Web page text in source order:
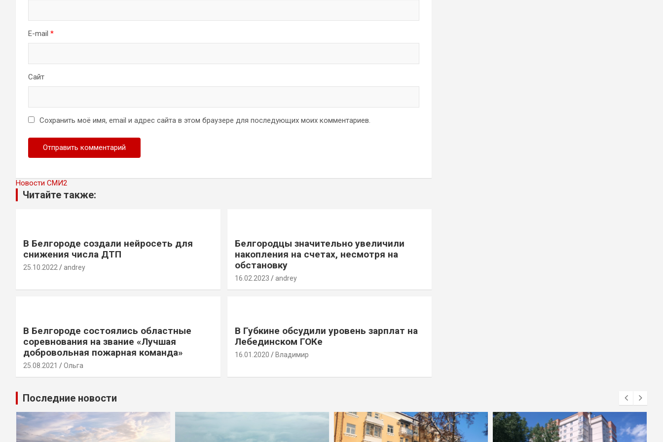
E-mail *
Сайт
Сохранить моё имя, email и адрес сайта в этом браузере для последующих моих комментариев.
Новости СМИ2
Читайте также:
В Белгороде создали нейросеть для
снижения числа ДТП
25.10.2022 andrey
Белгородцы значительно увеличили
накопления на счетах, несмотря на
обстановку
16.02.2023 andrey
В Белгороде состоялись областные
соревнования на звание «Лучшая
добровольная пожарная команда»
25.08.2021 Ольга
В Губкине обсудили уровень зарплат на
Лебединском ГОКе
16.01.2020 Владимир
Последние новости